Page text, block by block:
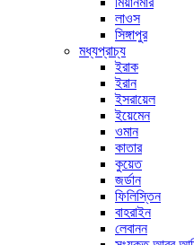
লাওস
সিঙ্গাপুর
মধ্যপ্রাচ্য
ইরাক
ইরান
ইসরায়েল
ইয়েমেন
ওমান
কাতার
কুয়েত
জর্ডান
ফিলিস্তিন
বাহরাইন
লেবানন